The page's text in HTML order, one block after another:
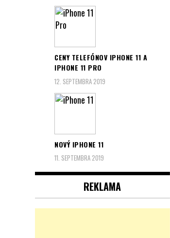
CENY TELEFÓNOV IPHONE 11 A
IPHONE 11 PRO
12. SEPTEMBRA 2019
NOVÝ IPHONE 11
11. SEPTEMBRA 2019
REKLAMA